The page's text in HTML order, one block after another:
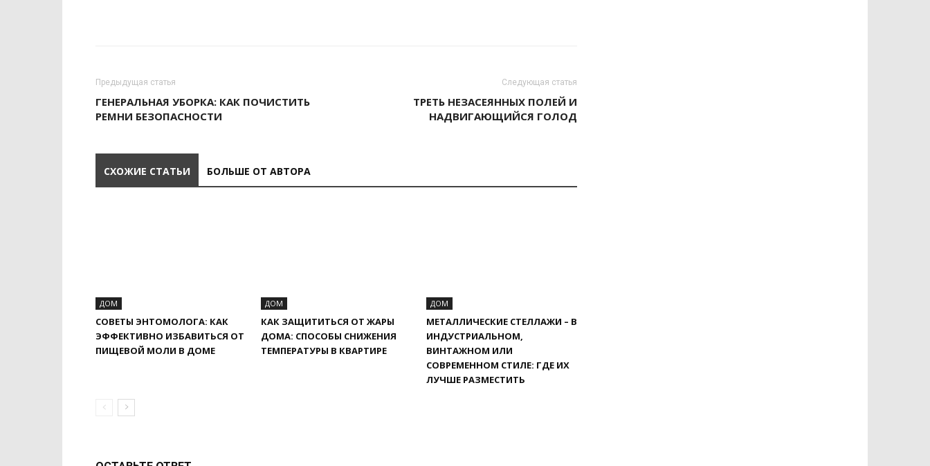
Предыдущая статья
ГЕНЕРАЛЬНАЯ УБОРКА: КАК ПОЧИСТИТЬ
РЕМНИ БЕЗОПАСНОСТИ
Следующая статья
ТРЕТЬ НЕЗАСЕЯННЫХ ПОЛЕЙ И
НАДВИГАЮЩИЙСЯ ГОЛОД
СХОЖИЕ СТАТЬИ БОЛЬШЕ ОТ АВТОРА
ДОМ
СОВЕТЫ ЭНТОМОЛОГА: КАК
ЭФФЕКТИВНО ИЗБАВИТЬСЯ ОТ
ПИЩЕВОЙ МОЛИ В ДОМЕ
ДОМ
КАК ЗАЩИТИТЬСЯ ОТ ЖАРЫ
ДОМА: СПОСОБЫ СНИЖЕНИЯ
ТЕМПЕРАТУРЫ В КВАРТИРЕ
ДОМ
МЕТАЛЛИЧЕСКИЕ СТЕЛЛАЖИ – В
ИНДУСТРИАЛЬНОМ,
ВИНТАЖНОМ ИЛИ
СОВРЕМЕННОМ СТИЛЕ: ГДЕ ИХ
ЛУЧШЕ РАЗМЕСТИТЬ